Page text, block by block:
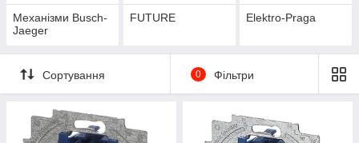
Механізми Busch-
Jaeger
FUTURE Elektro-Praga
Сортування 0 Фільтри